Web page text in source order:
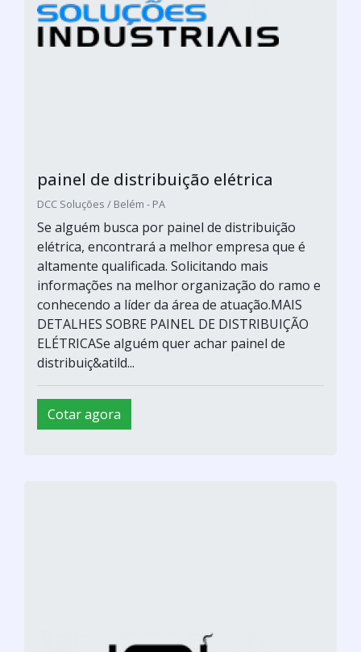
painel de distribuição elétrica
DCC Soluções / Belém - PA
Se alguém busca por painel de distribuição
elétrica, encontrará a melhor empresa que é
altamente qualificada. Solicitando mais
informações na melhor organização do ramo e
conhecendo a líder da área de atuação.MAIS
DETALHES SOBRE PAINEL DE DISTRIBUIÇÃO
ELÉTRICASe alguém quer achar painel de
distribuiç&atild...
Cotar agora